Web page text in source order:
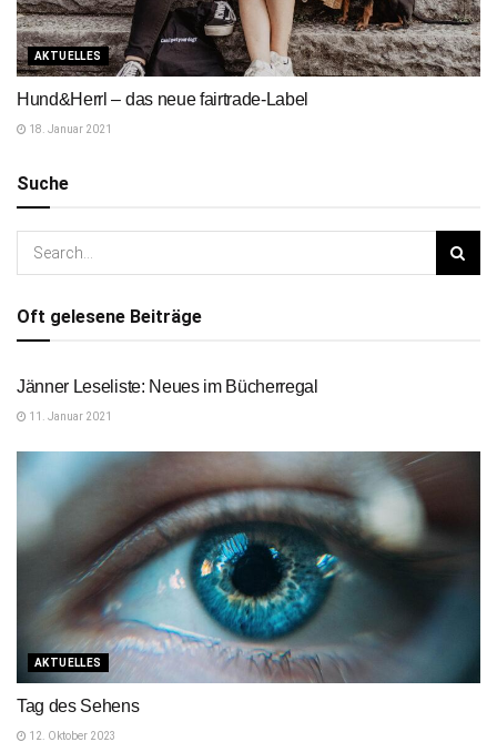
AKTUELLES
Hund&Herrl – das neue fairtrade-Label
18. Januar 2021
Suche
Oft gelesene Beiträge
AKTUELLES
Jänner Leseliste: Neues im Bücherregal
11. Januar 2021
AKTUELLES
Tag des Sehens
12. Oktober 2023